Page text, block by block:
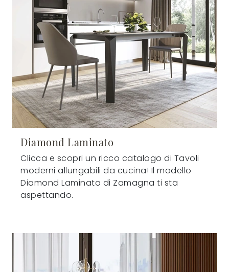
Diamond Laminato
Clicca e scopri un ricco catalogo di Tavoli
moderni allungabili da cucina! Il modello
Diamond Laminato di Zamagna ti sta
aspettando.